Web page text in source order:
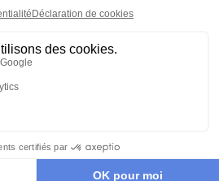
au guidon de votre
Route 66
de6590 €
- Las Vegas - Nouveau-
Arizona - Albuquerque -